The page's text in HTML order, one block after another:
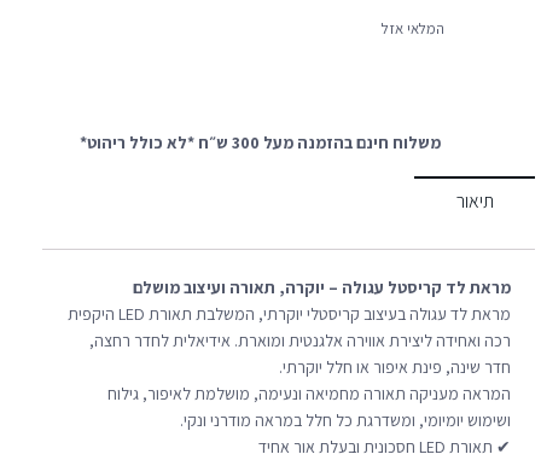
המלאי אזל
משלוח חינם בהזמנה מעל 300 ש״ח *לא כולל ריהוט*
תיאור
מראת לד קריסטל עגולה – יוקרה, תאורה ועיצוב מושלם
מראת לד עגולה בעיצוב קריסטלי יוקרתי, המשלבת תאורת LED היקפית
רכה ואחידה ליצירת אווירה אלגנטית ומוארת. אידיאלית לחדר רחצה,
חדר שינה, פינת איפור או חלל יוקרתי.
המראה מעניקה תאורה מחמיאה ונעימה, מושלמת לאיפור, גילוח
ושימוש יומיומי, ומשדרגת כל חלל במראה מודרני ונקי.
✔ תאורת LED חסכונית ובעלת אור אחיד